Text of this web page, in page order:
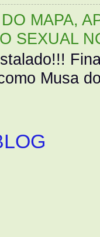
MAPA,
SEXUAL
Musa